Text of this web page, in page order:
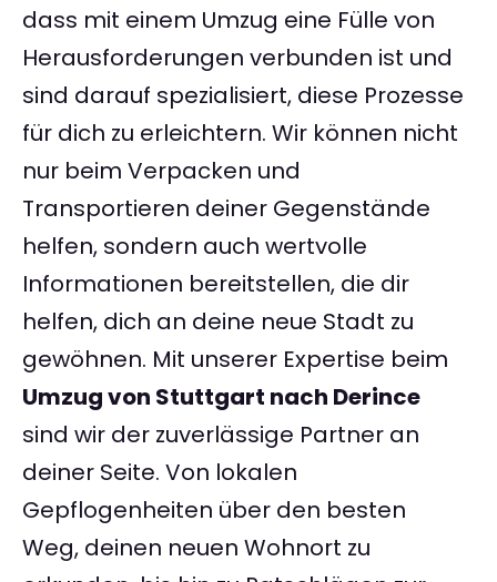
dass mit einem Umzug eine Fülle von
Herausforderungen verbunden ist und
sind darauf spezialisiert, diese Prozesse
für dich zu erleichtern. Wir können nicht
nur beim Verpacken und
Transportieren deiner Gegenstände
helfen, sondern auch wertvolle
Informationen bereitstellen, die dir
helfen, dich an deine neue Stadt zu
gewöhnen. Mit unserer Expertise beim
Umzug von Stuttgart nach Derince
sind wir der zuverlässige Partner an
deiner Seite. Von lokalen
Gepflogenheiten über den besten
Weg, deinen neuen Wohnort zu